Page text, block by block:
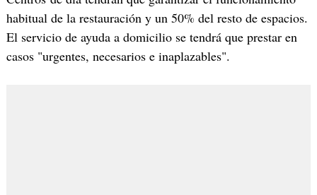
habitual de la restauración y un 50% del resto de espacios.
El servicio de ayuda a domicilio se tendrá que prestar en
casos "urgentes, necesarios e inaplazables".